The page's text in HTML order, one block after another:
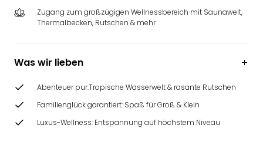
Zugang zum großzügigen Wellnessbereich mit Saunawelt,
Thermalbecken, Rutschen & mehr
Was wir lieben
Abenteuer pur:Tropische Wasserwelt & rasante Rutschen
Familienglück garantiert: Spaß für Groß & Klein
Luxus-Wellness: Entspannung auf höchstem Niveau